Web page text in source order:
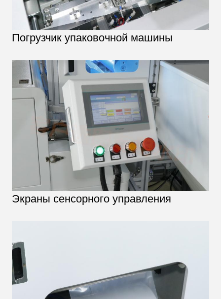
Погрузчик упаковочной машины
Экраны сенсорного управления